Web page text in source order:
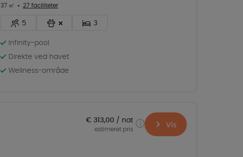
37 ㎡ 27 faciliteter
5
3
Infinity-pool
Direkte ved havet
Wellness-område
€ 313,00 nat
estimeret pris Vis